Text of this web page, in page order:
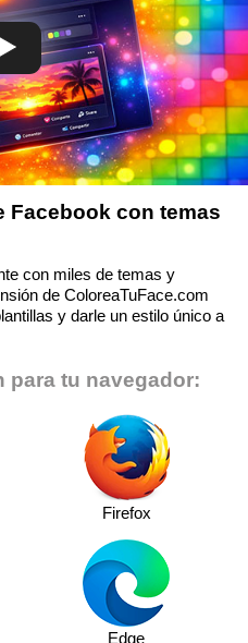
Facebook con temas
con miles de temas y
de ColoreaTuFace.com
y darle un estilo único a
para tu navegador:
Firefox
Edge